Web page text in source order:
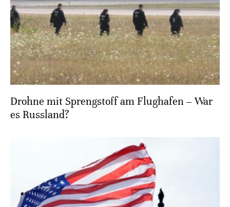
Drohne mit Sprengstoff am Flughafen – War
es Russland?